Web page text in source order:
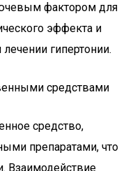
фактором для
эффекта и
гипертонии.
средствами
средство,
препаратами, что
Взаимодействие